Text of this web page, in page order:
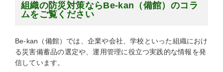
組織の防災対策ならBe-kan（備館）のコラ
ムをご覧ください
Be-kan（備館）では、企業や会社、学校といった組織におけ
る災害備蓄品の選定や、運用管理に役立つ実践的な情報を発
信しています。